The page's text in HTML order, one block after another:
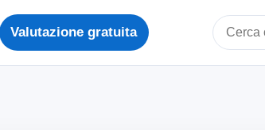
Valutazione gratuita
Cerca